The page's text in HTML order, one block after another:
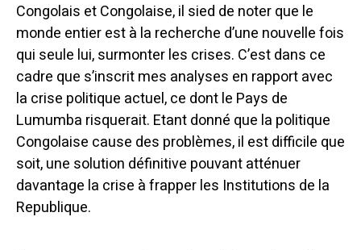
Congolais et Congolaise, il sied de noter que le
monde entier est à la recherche d’une nouvelle fois
qui seule lui, surmonter les crises. C’est dans ce
cadre que s’inscrit mes analyses en rapport avec
la crise politique actuel, ce dont le Pays de
Lumumba risquerait. Etant donné que la politique
Congolaise cause des problèmes, il est difficile que
soit, une solution définitive pouvant atténuer
davantage la crise à frapper les Institutions de la
Republique.